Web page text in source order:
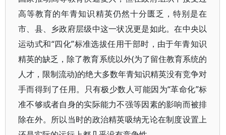
高等教育的年青知识精英仍然十分匮乏，特别是在
市、县、乡政府层级中这一状况更是如此。在中央以
运动式和“四化”标准选拔任用干部时，由于年青知识
精英的缺乏，除了教育系统以外(为了留住教育系统的
人才，限制流动)的绝大多数年青知识精英没有竞争对
手而得到了任用。只有极少数人可能因为“革命化”标
准不够或者自身的实际能力不强等因素的影响而被排
除在外。所以当时的政治精英吸纳无论在制度设置上